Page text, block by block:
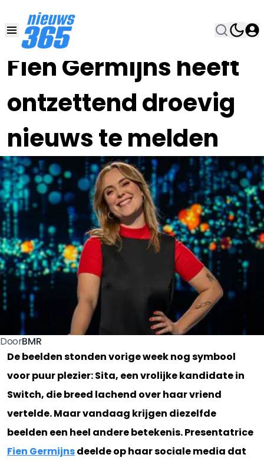
Fien Germijns heeft
ontzettend droevig
nieuws te melden
14 NOV 2025, 9:15
DoorBMR
De beelden stonden vorige week nog symbool
voor puur plezier: Sita, een vrolijke kandidate in
Switch, die breed lachend over haar vriend
vertelde. Maar vandaag krijgen diezelfde
beelden een heel andere betekenis. Presentatrice
Fien Germijnsdeelde op haar sociale media dat